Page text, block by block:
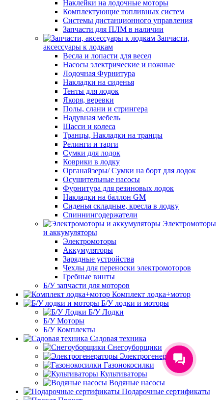
Наклейки на лодочные моторы
Комплектующие топливных систем
Системы дистанционного управления
Запчасти для ПЛМ в наличии
Запчасти,
аксессуары к лодкам
Весла и лопасти для весел
Насосы электрические и ножные
Лодочная Фурнитура
Накладки на сиденья
Тенты для лодок
Якоря, веревки
Полы, слани и стрингера
Надувная мебель
Шасси и колеса
Транцы, Накладки на транцы
Релинги и тарги
Сумки для лодок
Коврики в лодку
Органайзеры/ Сумки на борт для лодок
Осушительные насосы
Фурнитура для резиновых лодок
Накладки на баллон GM
Сиденья складные, кресла в лодку
Спиннингодержатели
Электромоторы
и аккумуляторы
Электромоторы
Аккумуляторы
Зарядные устройства
Чехлы для переноски электромоторов
Гребные винты
Б/У запчасти для моторов
Комплект лодка+мотор
Б/У лодки и моторы
Б/У Лодки
Б/У Моторы
Б/У Комплекты
Садовая техника
Снегоуборщики
Электрогенераторы
Газонокосилки
Культиваторы
Водяные насосы
Подарочные сертификаты